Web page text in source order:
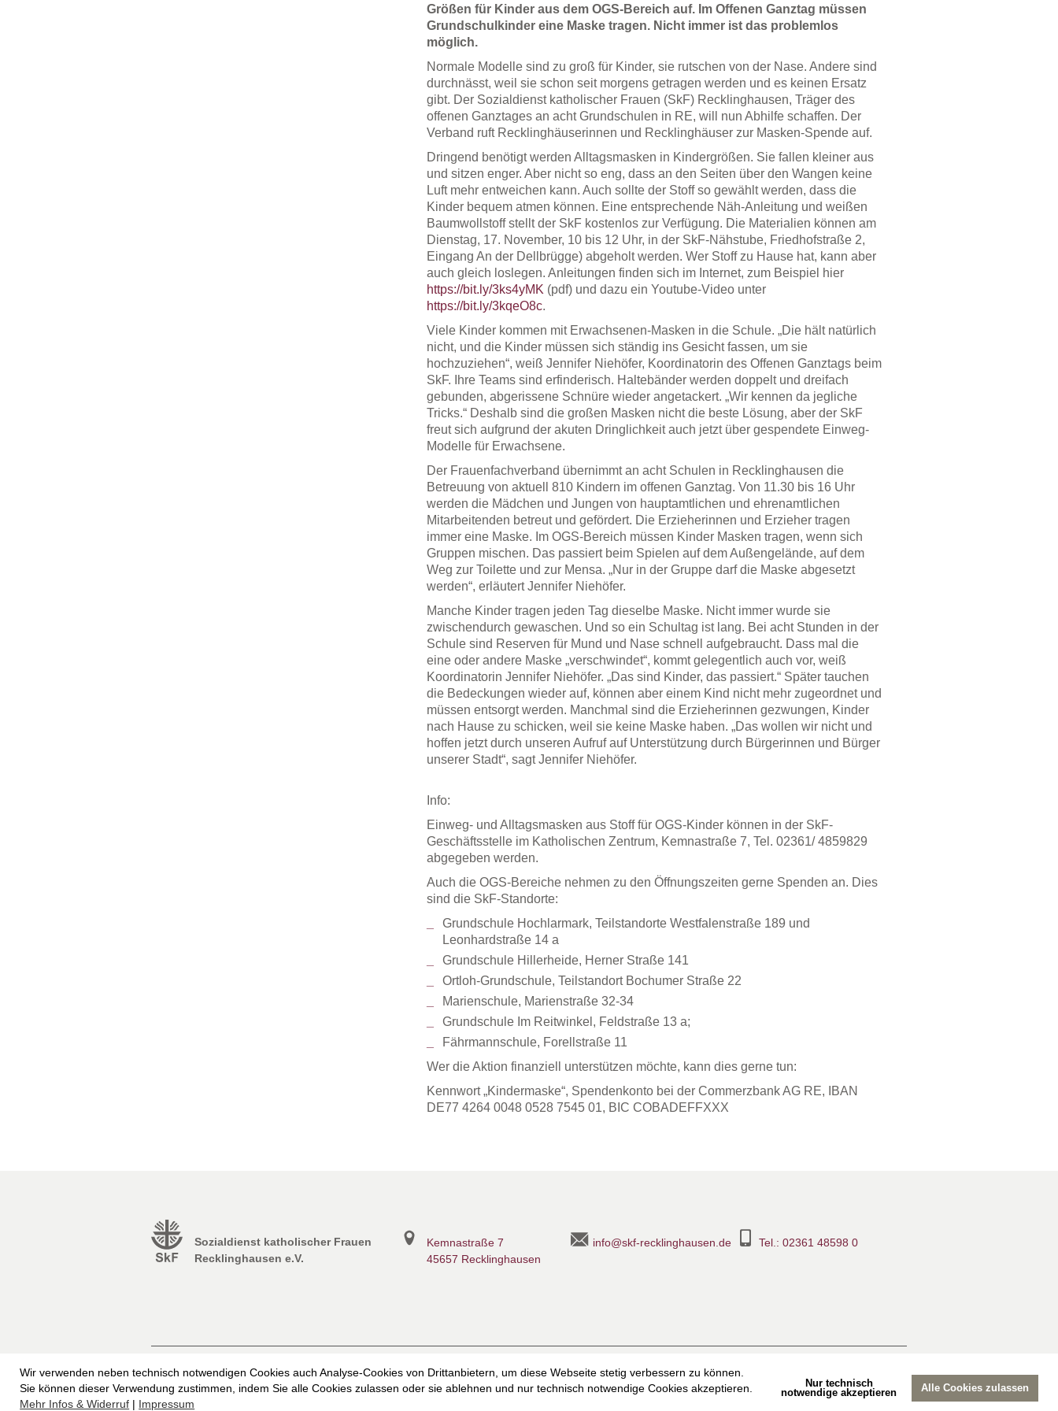
Wir verwenden neben technisch notwendigen Cookies auch Analyse-Cookies von Drittanbietern, um diese Webseite stetig verbessern zu können.
Sie können dieser Verwendung zustimmen, indem Sie alle Cookies zulassen oder sie ablehnen und nur technisch notwendige Cookies akzeptieren.
Mehr Infos & Widerruf | Impressum
Nur technisch
notwendige akzeptieren
Alle Cookies zulassen
Größen für Kinder aus dem OGS-Bereich auf. Im Offenen Ganztag müssen
Grundschulkinder eine Maske tragen. Nicht immer ist das problemlos
möglich.
Normale Modelle sind zu groß für Kinder, sie rutschen von der Nase. Andere sind
durchnässt, weil sie schon seit morgens getragen werden und es keinen Ersatz
gibt. Der Sozialdienst katholischer Frauen (SkF) Recklinghausen, Träger des
offenen Ganztages an acht Grundschulen in RE, will nun Abhilfe schaffen. Der
Verband ruft Recklinghäuserinnen und Recklinghäuser zur Masken-Spende auf.
Dringend benötigt werden Alltagsmasken in Kindergrößen. Sie fallen kleiner aus
und sitzen enger. Aber nicht so eng, dass an den Seiten über den Wangen keine
Luft mehr entweichen kann. Auch sollte der Stoff so gewählt werden, dass die
Kinder bequem atmen können. Eine entsprechende Näh-Anleitung und weißen
Baumwollstoff stellt der SkF kostenlos zur Verfügung. Die Materialien können am
Dienstag, 17. November, 10 bis 12 Uhr, in der SkF-Nähstube, Friedhofstraße 2,
Eingang An der Dellbrügge) abgeholt werden. Wer Stoff zu Hause hat, kann aber
auch gleich loslegen. Anleitungen finden sich im Internet, zum Beispiel hier
https://bit.ly/3ks4yMK (pdf) und dazu ein Youtube-Video unter
https://bit.ly/3kqeO8c.
Viele Kinder kommen mit Erwachsenen-Masken in die Schule. „Die hält natürlich
nicht, und die Kinder müssen sich ständig ins Gesicht fassen, um sie
hochzuziehen“, weiß Jennifer Niehöfer, Koordinatorin des Offenen Ganztags beim
SkF. Ihre Teams sind erfinderisch. Haltebänder werden doppelt und dreifach
gebunden, abgerissene Schnüre wieder angetackert. „Wir kennen da jegliche
Tricks.“ Deshalb sind die großen Masken nicht die beste Lösung, aber der SkF
freut sich aufgrund der akuten Dringlichkeit auch jetzt über gespendete Einweg-
Modelle für Erwachsene.
Der Frauenfachverband übernimmt an acht Schulen in Recklinghausen die
Betreuung von aktuell 810 Kindern im offenen Ganztag. Von 11.30 bis 16 Uhr
werden die Mädchen und Jungen von hauptamtlichen und ehrenamtlichen
Mitarbeitenden betreut und gefördert. Die Erzieherinnen und Erzieher tragen
immer eine Maske. Im OGS-Bereich müssen Kinder Masken tragen, wenn sich
Gruppen mischen. Das passiert beim Spielen auf dem Außengelände, auf dem
Weg zur Toilette und zur Mensa. „Nur in der Gruppe darf die Maske abgesetzt
werden“, erläutert Jennifer Niehöfer.
Manche Kinder tragen jeden Tag dieselbe Maske. Nicht immer wurde sie
zwischendurch gewaschen. Und so ein Schultag ist lang. Bei acht Stunden in der
Schule sind Reserven für Mund und Nase schnell aufgebraucht. Dass mal die
eine oder andere Maske „verschwindet“, kommt gelegentlich auch vor, weiß
Koordinatorin Jennifer Niehöfer. „Das sind Kinder, das passiert.“ Später tauchen
die Bedeckungen wieder auf, können aber einem Kind nicht mehr zugeordnet und
müssen entsorgt werden. Manchmal sind die Erzieherinnen gezwungen, Kinder
nach Hause zu schicken, weil sie keine Maske haben. „Das wollen wir nicht und
hoffen jetzt durch unseren Aufruf auf Unterstützung durch Bürgerinnen und Bürger
unserer Stadt“, sagt Jennifer Niehöfer.
Info:
Einweg- und Alltagsmasken aus Stoff für OGS-Kinder können in der SkF-
Geschäftsstelle im Katholischen Zentrum, Kemnastraße 7, Tel. 02361/ 4859829
abgegeben werden.
Auch die OGS-Bereiche nehmen zu den Öffnungszeiten gerne Spenden an. Dies
sind die SkF-Standorte:
Grundschule Hochlarmark, Teilstandorte Westfalenstraße 189 und
Leonhardstraße 14 a
Grundschule Hillerheide, Herner Straße 141
Ortloh-Grundschule, Teilstandort Bochumer Straße 22
Marienschule, Marienstraße 32-34
Grundschule Im Reitwinkel, Feldstraße 13 a;
Fährmannschule, Forellstraße 11
Wer die Aktion finanziell unterstützen möchte, kann dies gerne tun:
Kennwort „Kindermaske“, Spendenkonto bei der Commerzbank AG RE, IBAN
DE77 4264 0048 0528 7545 01, BIC COBADEFFXXX
Sozialdienst katholischer Frauen
Recklinghausen e.V.
Kemnastraße 7
45657 Recklinghausen
info@skf-recklinghausen.de Tel.: 02361 48598 0
Impressum Erklärung zur Barrierefreiheit Datenschutzerklärung Datenschutzerklärung für die Facebook-Seite
Freiwilliges Soziales Schuljahr beim SkF